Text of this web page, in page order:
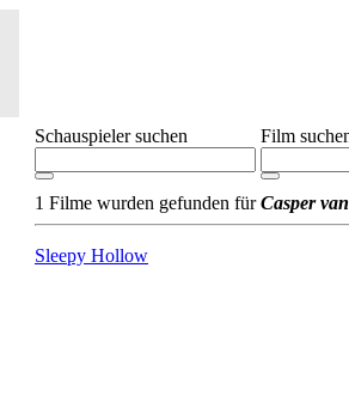
Schauspieler suchen Film
1 Filme wurden gefunden fürCasper
Sleepy Hollow